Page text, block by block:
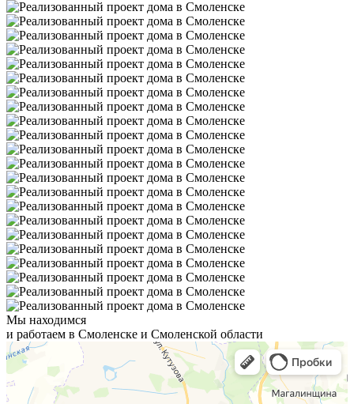
Мы находимся
и работаем в Смоленске и Смоленской области